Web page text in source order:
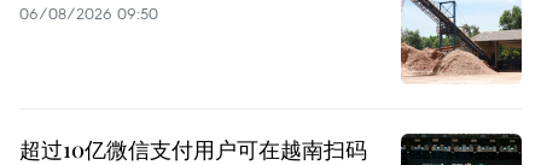
06/08/2026 09:50
超过10亿微信支付用户可在越南扫码